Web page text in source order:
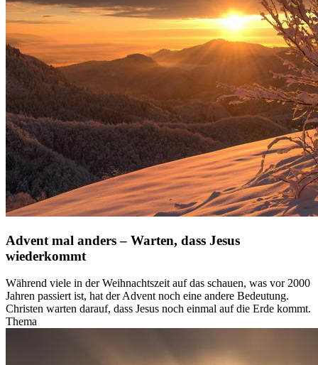
Advent mal anders – Warten, dass Jesus
wiederkommt
Während viele in der Weihnachtszeit auf das schauen, was vor 2000
Jahren passiert ist, hat der Advent noch eine andere Bedeutung.
Christen warten darauf, dass Jesus noch einmal auf die Erde kommt.
Thema